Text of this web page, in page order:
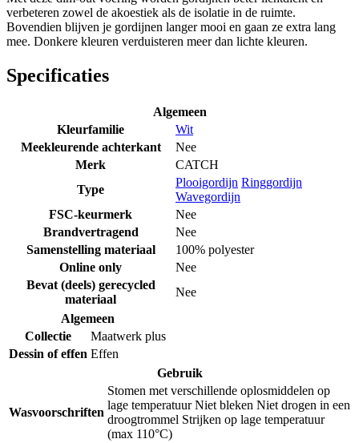
verbeteren zowel de akoestiek als de isolatie in de ruimte.
Bovendien blijven je gordijnen langer mooi en gaan ze extra lang
mee. Donkere kleuren verduisteren meer dan lichte kleuren.
Specificaties
Algemeen
Kleurfamilie
Wit
Meekleurende achterkant
Nee
Merk
CATCH
Type
Plooigordijn Ringgordijn
Wavegordijn
FSC-keurmerk
Nee
Brandvertragend
Nee
Samenstelling materiaal
100% polyester
Online only
Nee
Bevat (deels) gerecycled
materiaal
Nee
Algemeen
Collectie
Maatwerk plus
Dessin of effen Effen
Gebruik
Wasvoorschriften
Stomen met verschillende oplosmiddelen op
lage temperatuur Niet bleken Niet drogen in een
droogtrommel Strijken op lage temperatuur
(max 110°C)